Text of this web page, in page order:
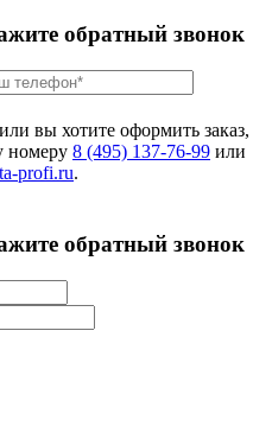
обратный звонок
вы хотите оформить заказ,
номеру 8 (495) 137‑76‑99 или
.
обратный звонок